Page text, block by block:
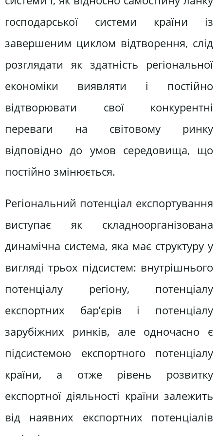
господарської системи країни із
завершеним циклом відтворення, слід
розглядати як здатність регіональної
економіки виявляти і постійно
відтворювати свої конкурентні
переваги на світовому ринку
відповідно до умов середовища, що
постійно змінюється.
Регіональний потенціал експортування
виступає як складноорганізована
динамічна система, яка має структуру у
вигляді трьох підсистем: внутрішнього
потенціалу регіону, потенціалу
експортних бар’єрів і потенціалу
зарубіжних ринків, але одночасно є
підсистемою експортного потенціалу
країни, а отже рівень розвитку
експортної діяльності країни залежить
від наявних експортних потенціалів